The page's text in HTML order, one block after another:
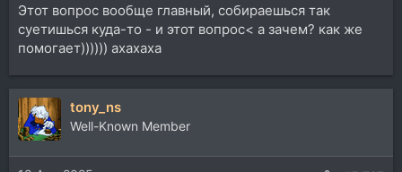
Этот вопрос вообще главный, собираешься так
суетишься куда-то - и этот вопрос< а зачем? как же
помогает)))))) ахахаха
tony_ns
Well-Known Member